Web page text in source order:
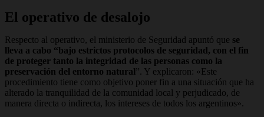
El operativo de desalojo
Respecto al operativo, el ministerio de Seguridad apuntó que se
lleva a cabo “bajo estrictos protocolos de seguridad, con el fin
de proteger tanto la integridad de las personas como la
preservación del entorno natural”. Y explicaron: «Este
procedimiento tiene como objetivo poner fin a una situación que ha
alterado la tranquilidad de la comunidad local y perjudicado, de
manera directa o indirecta, los intereses de todos los argentinos».